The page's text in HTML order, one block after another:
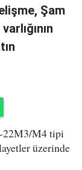
Şam
22M3/M4 tipi
üzerinde